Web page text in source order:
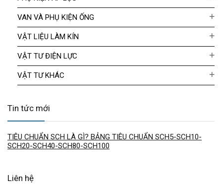
VAN VÀ PHỤ KIỆN ỐNG
VẬT LIỆU LÀM KÍN
VẬT TƯ ĐIỆN LỰC
VẬT TƯ KHÁC
Tin tức mới
TIÊU CHUẨN SCH LÀ GÌ? BẢNG TIÊU CHUẨN SCH5-SCH10-
SCH20-SCH40-SCH80-SCH100
Liên hệ